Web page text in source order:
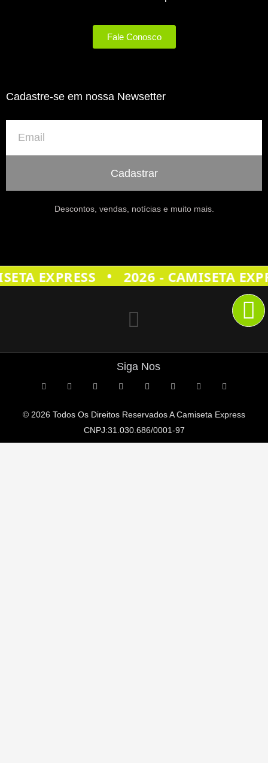
Fale Conosco
Cadastre-se em nossa Newsetter
Cadastrar
Descontos, vendas, notícias e muito mais.
EXPRESS 2026 - CAMISETA
Siga Nos
© 2026 Todos Os Direitos Reservados ACamiseta Express
CNPJ:31.030.686/0001-97